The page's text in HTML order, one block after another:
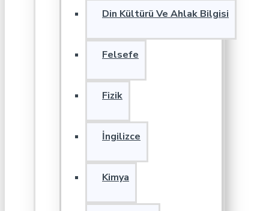
Din Kültürü Ve Ahlak Bilgisi
Felsefe
Fizik
İngilizce
Kimya